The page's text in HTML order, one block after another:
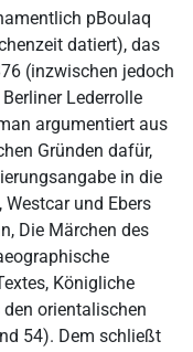
pBoulaq
datiert), das
(inzwischen jedoch
Lederrolle
argumentiert aus
Gründen dafür,
in die
und Ebers
Die Märchen des
Königliche
orientalischen
54). Dem schließt